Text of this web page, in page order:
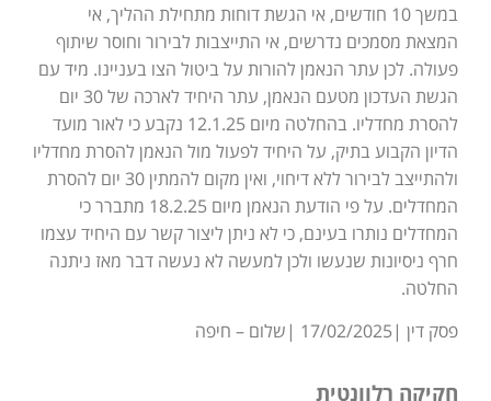
במשך 10 חודשים, אי הגשת דוחות מתחילת ההליך, אי
המצאת מסמכים נדרשים, אי התייצבות לבירור וחוסר שיתוף
פעולה. לכן עתר הנאמן להורות על ביטול הצו בעניינו. מיד עם
הגשת העדכון מטעם הנאמן, עתר היחיד לארכה של 30 יום
להסרת מחדליו. בהחלטה מיום 12.1.25 נקבע כי לאור מועד
הדיון הקבוע בתיק, על היחיד לפעול מול הנאמן להסרת מחדליו
ולהתייצב לבירור ללא דיחוי, ואין מקום להמתין 30 יום להסרת
המחדלים. על פי הודעת הנאמן מיום 18.2.25 מתברר כי
המחדלים נותרו בעינם, כי לא ניתן ליצור קשר עם היחיד עצמו
חרף ניסיונות שנעשו ולכן למעשה לא נעשה דבר מאז ניתנה
החלטה.
פסק דין |17/02/2025 |שלום – חיפה
חקיקה רלוונטית